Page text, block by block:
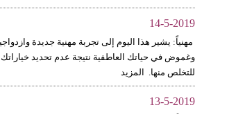
14-5-2019
مهنياً: يشير هذا اليوم إلى تجربة مهنية جديدة
وغموض في حياتك العاطفية نتيجة عدم تحديد خياراتك
للتخلص منها. المزيد
13-5-2019